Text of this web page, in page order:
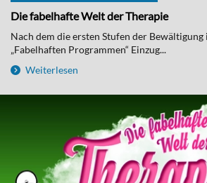
Die fabelhafte Welt der Therapie
Nach dem die ersten Stufen der Bewältigung
„Fabelhaften Programmen“ Einzug...
Weiterlesen